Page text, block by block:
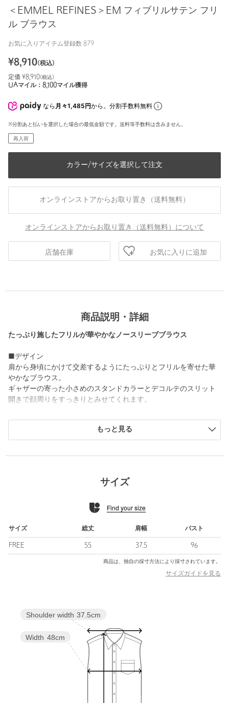
＜EMMEL REFINES＞EM フィブリルサテン フリ
ル ブラウス
お気に入りアイテム登録数 879
¥8,910(税込)
定価 ¥8,910(税込)
UAマイル： 8,100マイル獲得
なら 月々1,485円から。分割手数料無料
※分割あと払いを選択した場合の最低金額です。送料等手数料は含みません。
再入荷
カラー/サイズを選択して注文
オンラインストアからお取り置き（送料無料）
オンラインストアからお取り置き（送料無料）について
店舗在庫 お気に入りに追加
商品説明・詳細
たっぷり施したフリルが華やかなノースリーブブラウス
■デザイン
肩から身頃にかけて交差するようにたっぷりとフリルを寄せた華
やかなブラウス。
ギャザーの寄った小さめのスタンドカラーとデコルテのスリット
開きで顔周りをすっきりとみせてくれます。
■素材
繊細な微光沢と滑らかな表面感で上品なイメージのフィブリルサ
============================
ケア方法：手洗い可
============================
＜ EMMEL REFINES（エメル リファインズ） ＞
Pleasure 〜今を楽しみ、変化を楽しむ〜
EMMEL REFINESは変化していく時代やトレンドを恐れなく前向
自分らしさを表現したい女性に向けたブランドです。
もっと見る
サイズ
Find your size
サイズ 総丈 肩幅 バスト
FREE 55 37.5 96
商品は、独自の採寸方法により採寸されています。
サイズガイドを見る
Width 48cm
Shoulder width 37.5cm